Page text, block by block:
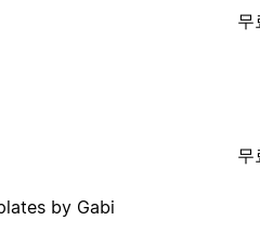
무
by Gabi
무